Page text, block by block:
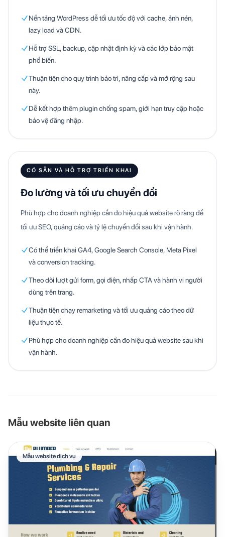
Nền tảng WordPress dễ tối ưu tốc độ với cache, ảnh nén,
lazy load và CDN.
Hỗ trợ SSL, backup, cập nhật định kỳ và các lớp bảo mật
phổ biến.
Thuận tiện cho quy trình bảo trì, nâng cấp và mở rộng sau
này.
Dễ kết hợp thêm plugin chống spam, giới hạn truy cập hoặc
bảo vệ đăng nhập.
CÓ SẴN VÀ HỖ TRỢ TRIỂN KHAI
Đo lường và tối ưu chuyển đổi
Phù hợp cho doanh nghiệp cần đo hiệu quả website rõ ràng để
tối ưu SEO, quảng cáo và tỷ lệ chuyển đổi sau khi vận hành.
Có thể triển khai GA4, Google Search Console, Meta Pixel
và conversion tracking.
Theo dõi lượt gửi form, gọi điện, nhấp CTA và hành vi người
dùng trên trang.
Thuận tiện chạy remarketing và tối ưu quảng cáo theo dữ
liệu thực tế.
Phù hợp cho doanh nghiệp cần đo hiệu quả website sau khi
vận hành.
Mẫu website liên quan
Mẫu website dịch vụ